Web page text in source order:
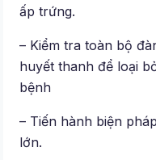
ấp trứng.
– Kiểm tra toàn bộ
huyết thanh để loại
bệnh
– Tiến hành biện
lớn.